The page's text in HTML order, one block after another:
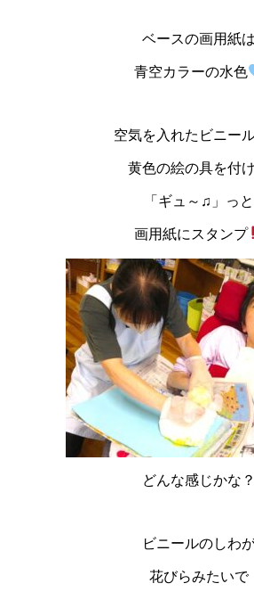
ベースの画用紙は
青空カラーの水色
空気を入れたビニー
黄色の絵の具を付
「ギュ～♫」っと
画用紙にスタンプ
どんな感じかな？
ビニールのしわ
花びらみたいで